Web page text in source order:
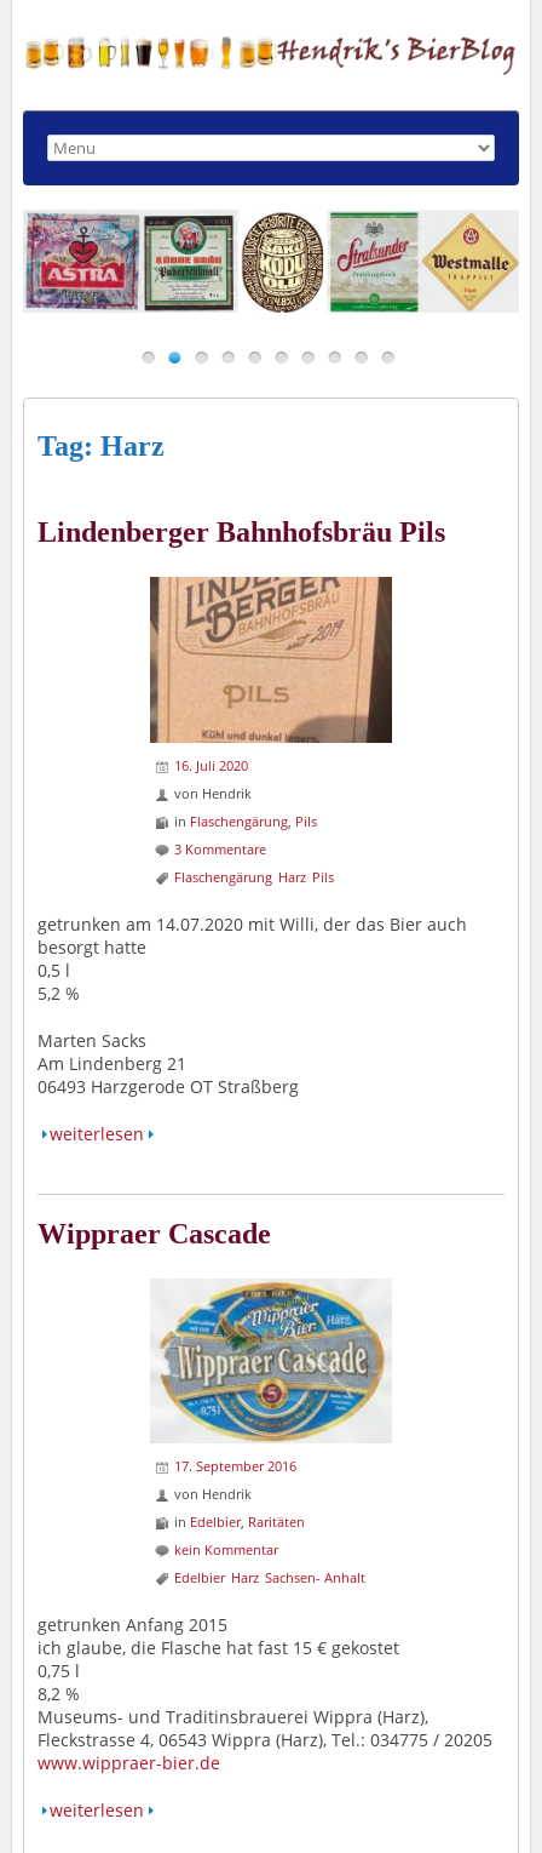
Tag: Harz
Lindenberger Bahnhofsbräu Pils
16. Juli 2020
von Hendrik
in Flaschengärung, Pils
3 Kommentare
Flaschengärung Harz Pils
getrunken am 14.07.2020 mit Willi, der das Bier auch
besorgt hatte
0,5 l
5,2 %
Marten Sacks
Am Lindenberg 21
06493 Harzgerode OT Straßberg
weiterlesen
Wippraer Cascade
17. September 2016
von Hendrik
in Edelbier, Raritäten
kein Kommentar
Edelbier Harz Sachsen- Anhalt
getrunken Anfang 2015
ich glaube, die Flasche hat fast 15 € gekostet
0,75 l
8,2 %
Museums- und Traditinsbrauerei Wippra (Harz),
Fleckstrasse 4, 06543 Wippra (Harz), Tel.: 034775 / 20205
www.wippraer-bier.de
weiterlesen